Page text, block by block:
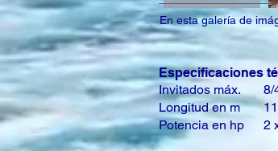
En esta galería de
Especificaciones
Invitados máx.
Longitud en m
Potencia en hp
8/
2